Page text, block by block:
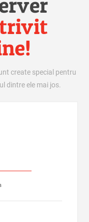
create special pentru
dintre ele mai jos.